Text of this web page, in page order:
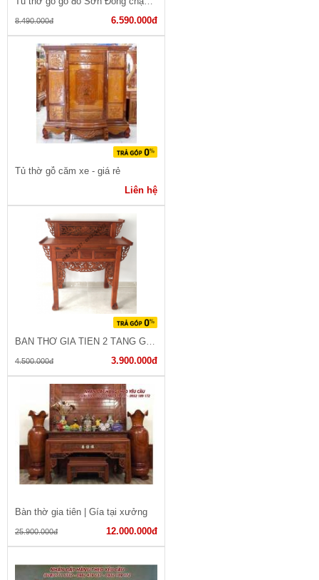
8.490.000đ 6.590.000đ
Tủ thờ gỗ căm xe - giá rẻ
Liên hệ
BÀN THỜ GIA TIÊN 2 TẦNG GỖ TRÀM
4.500.000đ 3.900.000đ
Bàn thờ gia tiên | Gía tại xưởng
25.900.000đ 12.000.000đ